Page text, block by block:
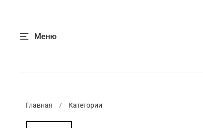
Меню
Главная Категории